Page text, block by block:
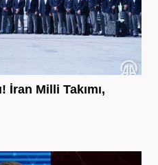
İran Milli Takımı,